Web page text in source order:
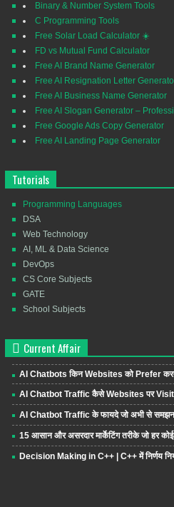
Binary & Number System Tools
C Programming Tools
Free Solar Load Calculator ☀️
FD vs Mutual Fund Calculator
Free AI Brand Name Generator
Free AI Resignation Letter
Free AI Business Name Generator
Free AI Slogan Generator –
Free Google Ads Copy Generator
Free AI Landing Page Generator
Tutorials
Programming Languages
DSA
Web Technology
AI, ML & Data Science
DevOps
CS Core Subjects
GATE
School Subjects
Current Affair
AI Chatbots किन Websites को Prefer
AI Chatbot Traffic कैसे Websites पर
AI Chatbot Traffic के फायदे जो अभी से
15 आसान और असरदार मार्केटिंग तरीके जो हर
Decision Making in C++ | C++ में निर्णय